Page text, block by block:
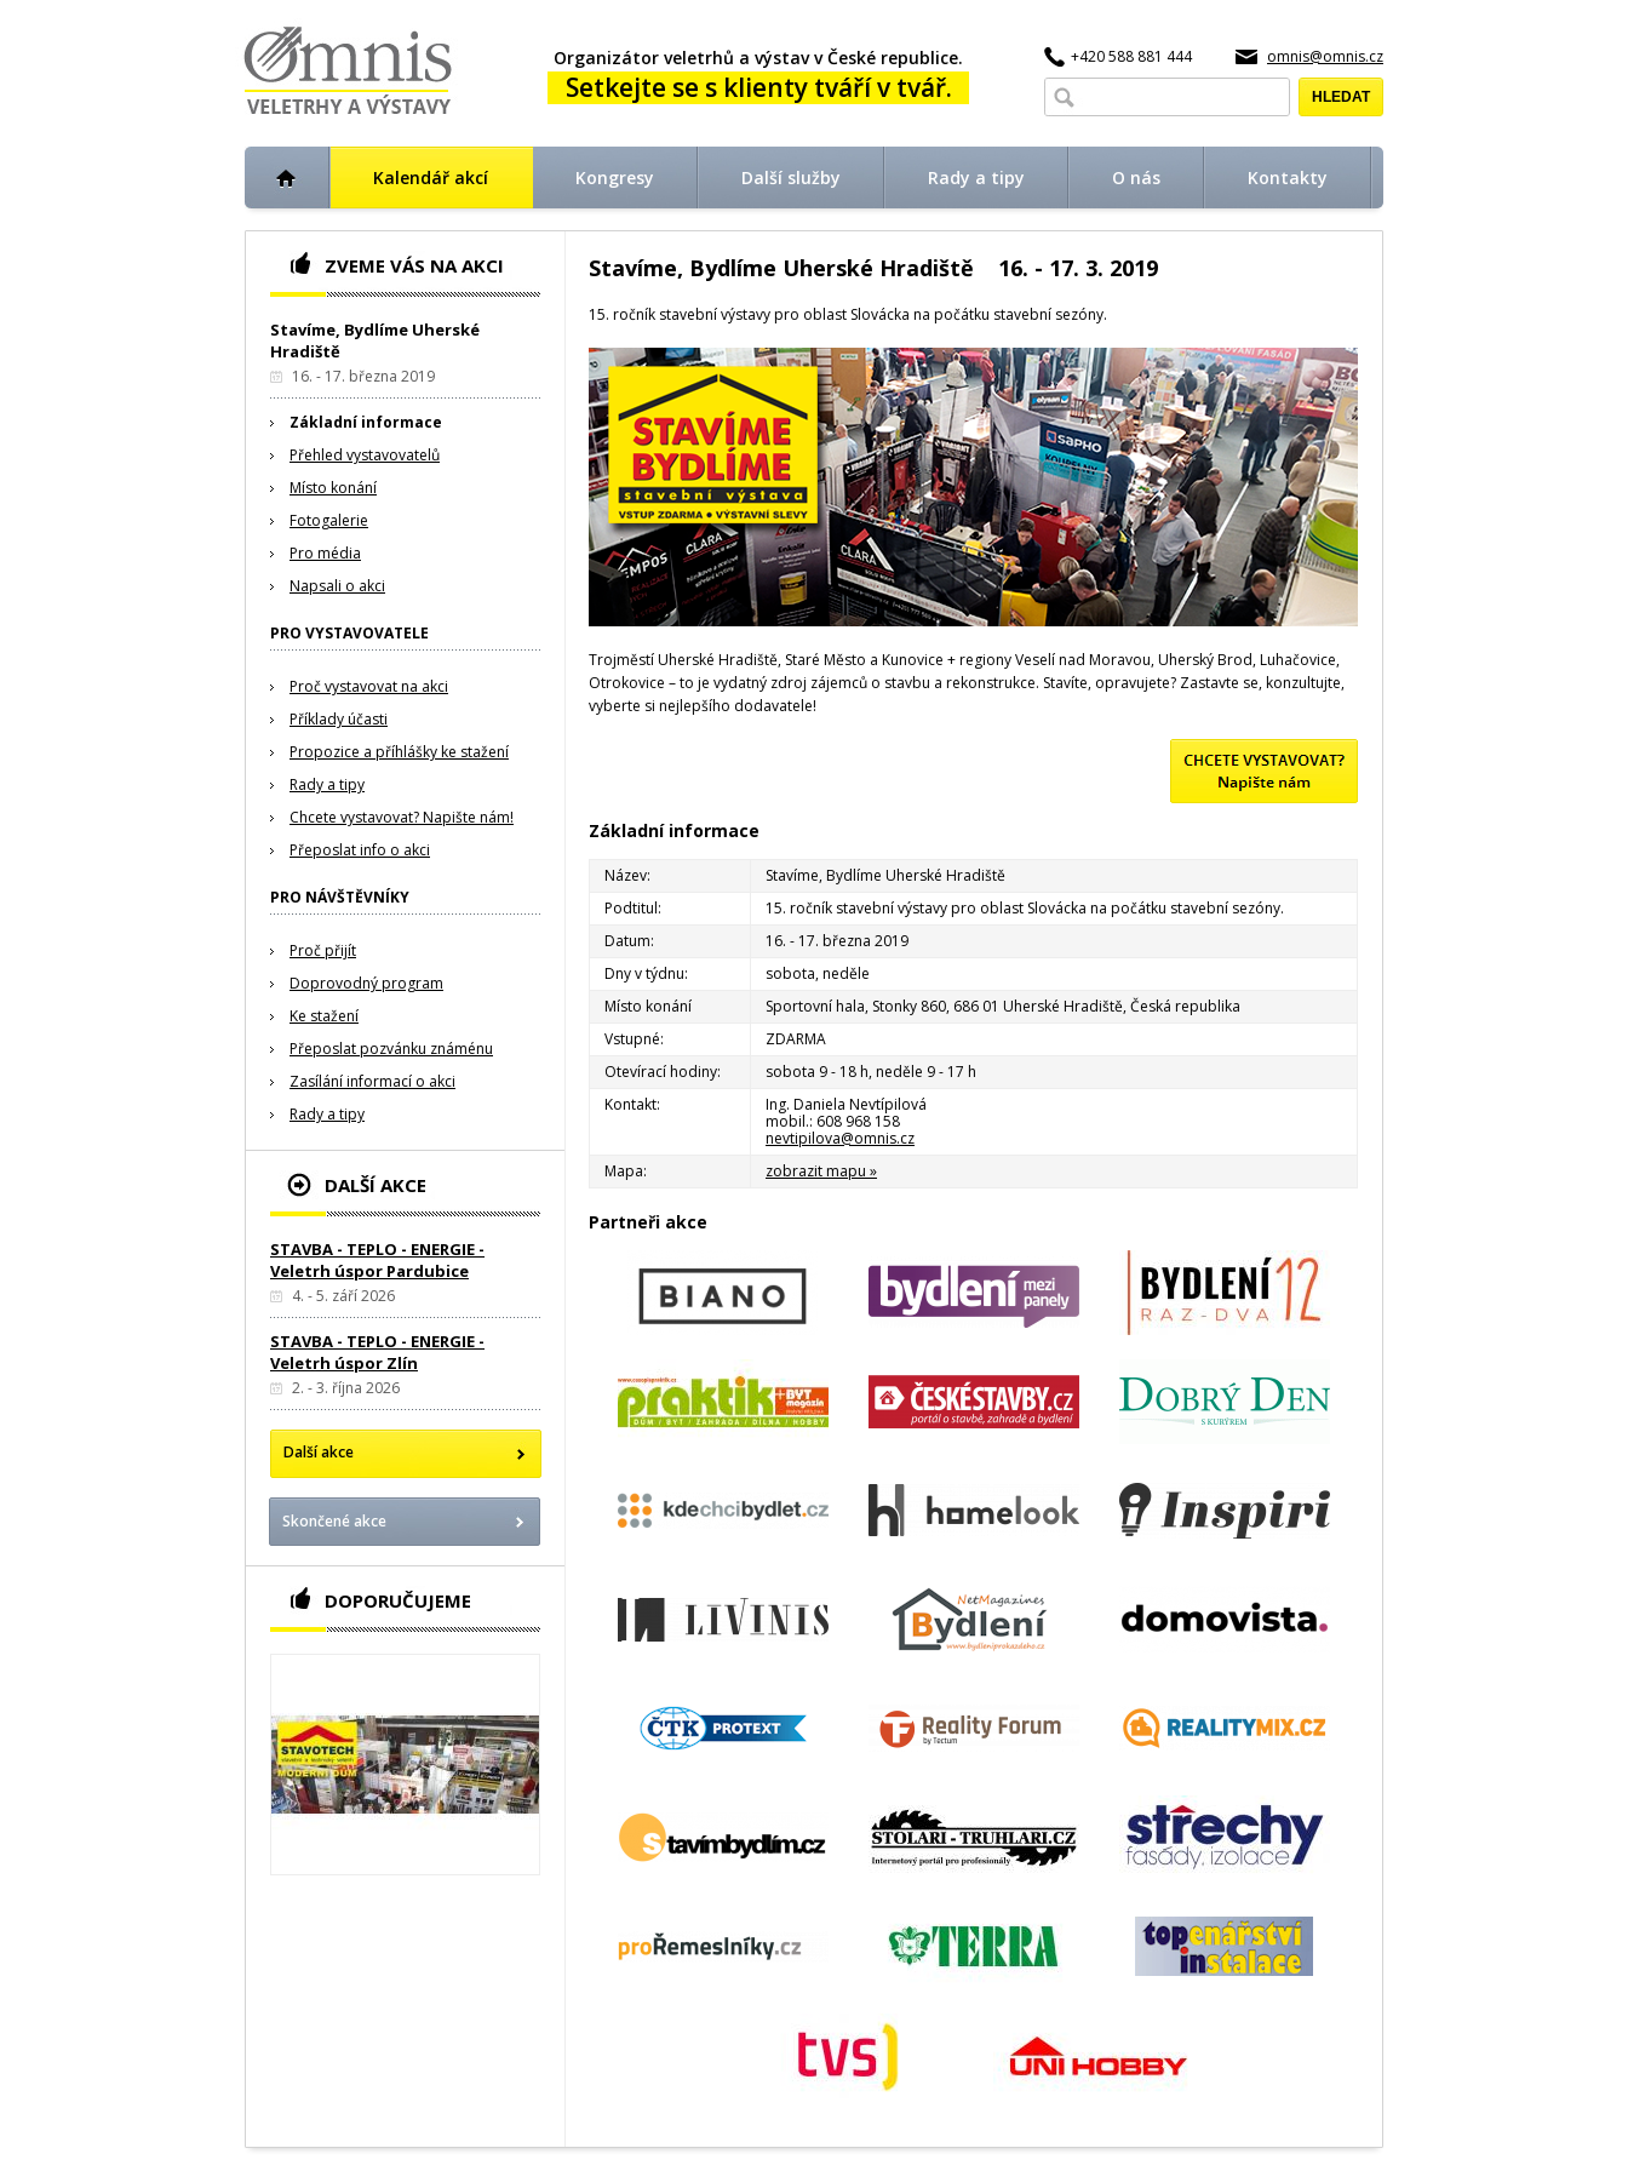
Organizátor veletrhů a výstav v České republice.
Setkejte se s klienty tváří v tvář.
+420 588 881 444 omnis@omnis.cz
Kalendář akcí Kongresy Další služby Rady a tipy O nás Kontakty
Stavíme, Bydlíme Uherské Hradiště 16. - 17. 3. 2019
15. ročník stavební výstavy pro oblast Slovácka na počátku stavební sezóny.
Trojměstí Uherské Hradiště, Staré Město a Kunovice + regiony Veselí nad Moravou, Uherský Brod, Luhačovice,
Otrokovice – to je vydatný zdroj zájemců o stavbu a rekonstrukce. Stavíte, opravujete? Zastavte se, konzultujte,
vyberte si nejlepšího dodavatele!
Základní informace
Název:
Stavíme, Bydlíme Uherské Hradiště
Podtitul:
15. ročník stavební výstavy pro oblast Slovácka na počátku stavební sezóny.
Datum:
16. - 17. března 2019
Dny v týdnu:
sobota, neděle
Místo konání
Sportovní hala, Stonky 860, 686 01 Uherské Hradiště, Česká republika
Vstupné:
ZDARMA
Otevírací hodiny:
sobota 9 - 18 h, neděle 9 - 17 h
Kontakt:
Ing. Daniela Nevtípilová
mobil.: 608 968 158
nevtipilova@omnis.cz
Mapa:
zobrazit mapu »
Partneři akce
ZVEME VÁS NA AKCI
Stavíme, Bydlíme Uherské
Hradiště
16. - 17. března 2019
Základní informace
Přehled vystavovatelů
Místo konání
Fotogalerie
Pro média
Napsali o akci
PRO VYSTAVOVATELE
Proč vystavovat na akci
Příklady účasti
Propozice a příhlášky ke stažení
Rady a tipy
Chcete vystavovat? Napište nám!
Přeposlat info o akci
PRO NÁVŠTĚVNÍKY
Proč přijít
Doprovodný program
Ke stažení
Přeposlat pozvánku známénu
Zasílání informací o akci
Rady a tipy
DALŠÍ AKCE
STAVBA - TEPLO - ENERGIE -
Veletrh úspor Pardubice
4. - 5. září 2026
STAVBA - TEPLO - ENERGIE -
Veletrh úspor Zlín
2. - 3. října 2026
Další akce
Skončené akce
DOPORUČUJEME